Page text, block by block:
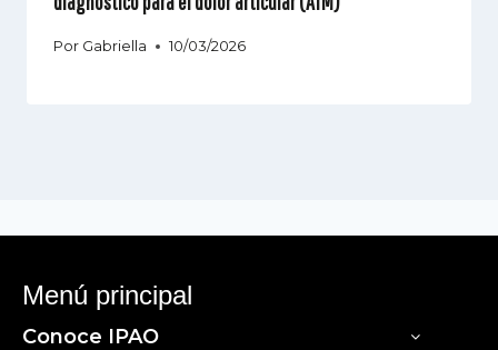
Por Gabriella 10/03/2026
Menú principal
Conoce IPAO